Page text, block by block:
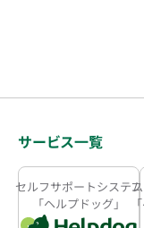
サービス一覧
セルフサポートシステム
「ヘルプドッグ」